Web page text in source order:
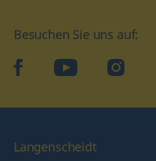
Besuchen Sie uns auf:
facebook YouTube Instagram
Langenscheidt